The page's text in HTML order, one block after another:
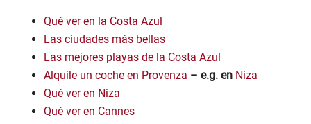
Qué ver en la Costa Azul
Las ciudades más bellas
Las mejores playas de la Costa Azul
Alquile un coche en Provenza – e.g. en Niza
Qué ver en Niza
Qué ver en Cannes